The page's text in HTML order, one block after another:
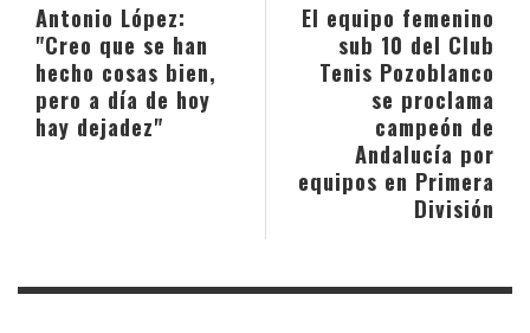
El equipo femenino
sub 10 del Club
Tenis Pozoblanco
se proclama
campeón de
Andalucía por
equipos en Primera
División
Antonio López:
"Creo que se han
hecho cosas bien,
pero a día de hoy
hay dejadez"